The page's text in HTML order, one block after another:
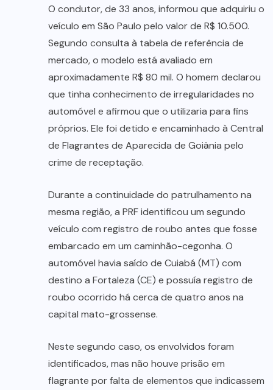
O condutor, de 33 anos, informou que adquiriu o
veículo em São Paulo pelo valor de R$ 10.500.
Segundo consulta à tabela de referência de
mercado, o modelo está avaliado em
aproximadamente R$ 80 mil. O homem declarou
que tinha conhecimento de irregularidades no
automóvel e afirmou que o utilizaria para fins
próprios. Ele foi detido e encaminhado à Central
de Flagrantes de Aparecida de Goiânia pelo
crime de receptação.
Durante a continuidade do patrulhamento na
mesma região, a PRF identificou um segundo
veículo com registro de roubo antes que fosse
embarcado em um caminhão-cegonha. O
automóvel havia saído de Cuiabá (MT) com
destino a Fortaleza (CE) e possuía registro de
roubo ocorrido há cerca de quatro anos na
capital mato-grossense.
Neste segundo caso, os envolvidos foram
identificados, mas não houve prisão em
flagrante por falta de elementos que indicassem